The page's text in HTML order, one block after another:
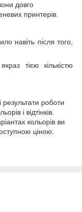
довго
принтерів.
навіть після того,
тією кількістю
роботи
і відтінків.
кольорів ви
ціною.